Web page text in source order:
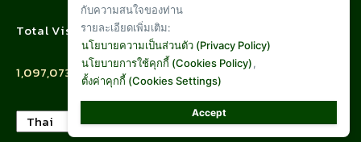
Total Visit :
1,097,073
กับความสนใจของท่าน
รายละเอียดเพิ่มเติม:
นโยบายความเป็นส่วนตัว (Privacy Policy)
นโยบายการใช้คุกกี้ (Cookies Policy),
ตั้งค่าคุกกี้ (Cookies Settings)
Accept